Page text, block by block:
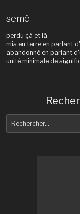
semé
perdu çà et là
mis en terre en parlant
abandonné en parlant
unité minimale de
pour